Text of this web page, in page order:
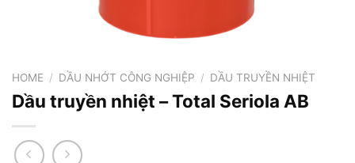
HOME / DẦU NHỚT CÔNG NGHIỆP / DẦU TRUYỀN NHIỆT
Dầu truyền nhiệt – Total Seriola AB